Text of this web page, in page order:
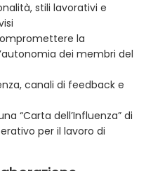
stili lavorativi e
la
dei membri del
canali di feedback e
“Carta dell’Influenza” di
per il lavoro di